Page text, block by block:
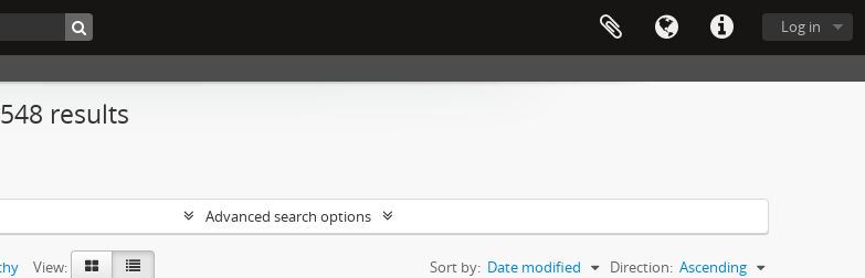
Log in
results
Advanced search options
View: Sort by: Date modified Direction: Ascending